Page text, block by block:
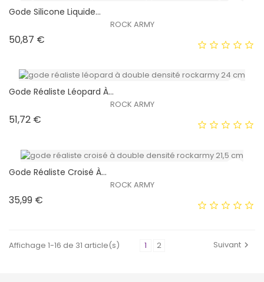
HORS STOCK
HORS STOCK
Gode ​​silicone Liquide...
ROCK ARMY
50,87 €
Gode ​​réaliste Léopard À...
ROCK ARMY
51,72 €
Gode ​​réaliste Croisé À...
ROCK ARMY
35,99 €
Affichage 1-16 de 31 article(s) 1 2 Suivant 